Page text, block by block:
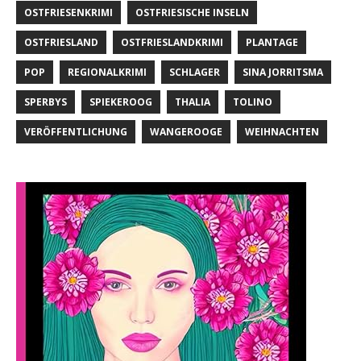
OSTFRIESENKRIMI OSTFRIESISCHE INSELN
OSTFRIESLAND OSTFRIESLANDKRIMI PLANTAGE
POP REGIONALKRIMI SCHLAGER SINA JORRITSMA
SPERBYS SPIEKEROOG THALIA TOLINO
VERÖFFENTLICHUNG WANGEROOGE WEIHNACHTEN